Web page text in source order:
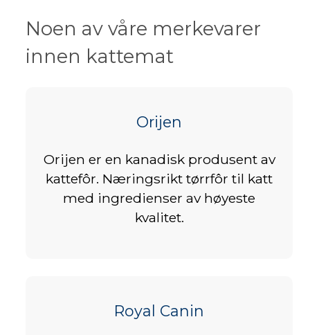
Noen av våre merkevarer
innen kattemat
Orijen
Orijen er en kanadisk produsent av
kattefôr. Næringsrikt tørrfôr til katt
med ingredienser av høyeste
kvalitet.
Royal Canin